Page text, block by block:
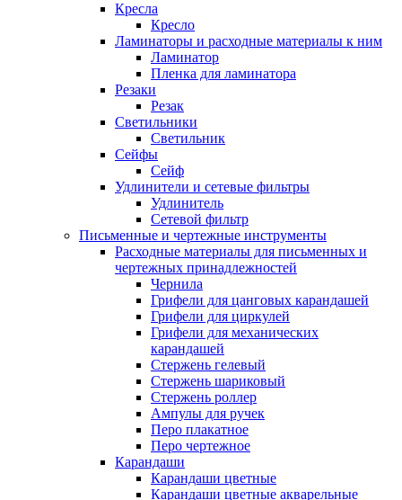
Кресла
Кресло
Ламинаторы и расходные материалы к ним
Ламинатор
Пленка для ламинатора
Резаки
Резак
Светильники
Светильник
Сейфы
Сейф
Удлинители и сетевые фильтры
Удлинитель
Сетевой фильтр
Письменные и чертежные инструменты
Расходные материалы для письменных и
чертежных принадлежностей
Чернила
Грифели для цанговых карандашей
Грифели для циркулей
Грифели для механических
карандашей
Стержень гелевый
Стержень шариковый
Стержень роллер
Ампулы для ручек
Перо плакатное
Перо чертежное
Карандаши
Карандаши цветные
Карандаши цветные акварельные